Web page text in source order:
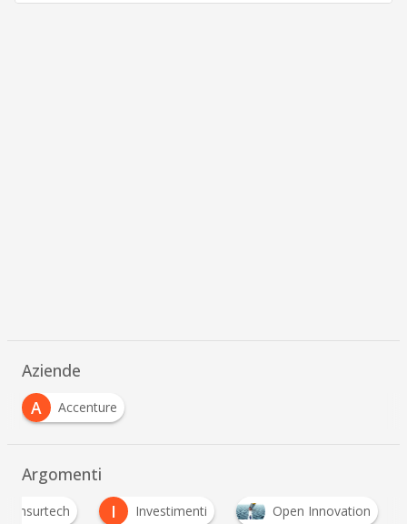
Aziende
A
Accenture
Argomenti
Insurtech I Investimenti Open Innovation